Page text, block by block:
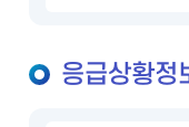
응급상황정